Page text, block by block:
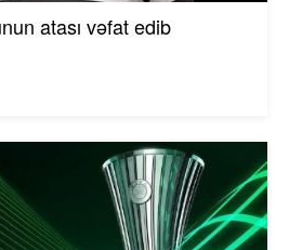
atası vəfat edib